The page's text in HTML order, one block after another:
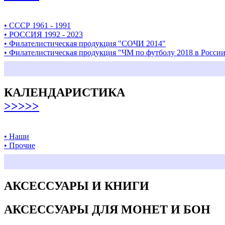
• СССР 1961 - 1991
• РОССИЯ 1992 - 2023
• Филателистическая продукция "СОЧИ 2014"
• Филателистическая продукция "ЧМ по футболу 2018 в
КАЛЕНДАРИСТИКА
>>>>>
• Наши
• Прочие
АКСЕССУАРЫ И КНИГИ
АКСЕССУАРЫ ДЛЯ МОНЕТ И БОН